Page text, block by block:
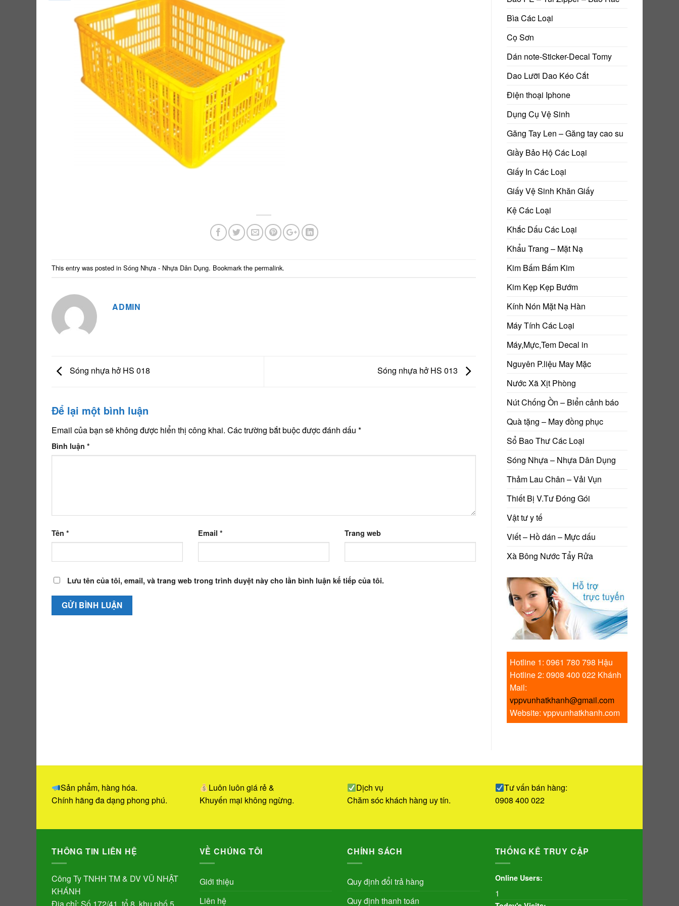
This entry was posted in Sóng Nhựa - Nhựa Dân Dụng. Bookmark the permalink.
ADMIN
Sóng nhựa hở HS 018 Sóng nhựa hở HS 013
Để lại một bình luận
Email của bạn sẽ không được hiển thị công khai. Các trường bắt buộc được đánh dấu *
Bình luận *
Tên * Email * Trang web
Lưu tên của tôi, email, và trang web trong trình duyệt này cho lần bình luận kế tiếp của tôi.
Bìa Các Loại
Cọ Sơn
Dán note-Sticker-Decal Tomy
Dao Lưỡi Dao Kéo Cắt
Điện thoại Iphone
Dụng Cụ Vệ Sinh
Găng Tay Len – Găng tay cao su
Giầy Bảo Hộ Các Loại
Giấy In Các Loại
Giấy Vệ Sinh Khăn Giấy
Kệ Các Loại
Khắc Dấu Các Loại
Khẩu Trang – Mặt Nạ
Kim Bấm Bấm Kim
Kim Kẹp Kẹp Bướm
Kính Nón Mặt Nạ Hàn
Máy Tính Các Loại
Máy,Mực,Tem Decal in
Nguyên P.liệu May Mặc
Nước Xã Xịt Phòng
Nút Chống Ồn – Biển cảnh báo
Quà tặng – May đồng phục
Sổ Bao Thư Các Loại
Sóng Nhựa – Nhựa Dân Dụng
Thảm Lau Chân – Vải Vụn
Thiết Bị V.Tư Đóng Gói
Vật tư y tế
Viết – Hồ dán – Mực dấu
Xà Bông Nước Tẩy Rửa
Hotline 1: 0961 780 798 Hậu
Hotline 2: 0908 400 022 Khánh
Mail:
vppvunhatkhanh@gmail.com
Website: vppvunhatkhanh.com
Sản phẩm, hàng hóa.
Chính hãng đa dạng phong phú.
Luôn luôn giá rẻ &
Khuyến mại không ngừng.
Dịch vụ
Chăm sóc khách hàng uy tín.
Tư vấn bán hàng:
0908 400 022
THÔNG TIN LIÊN HỆ
Công Ty TNHH TM & DV VŨ NHẬT
KHÁNH
VỀ CHÚNG TÔI
Giới thiệu
Liên hệ
CHÍNH SÁCH
Quy định đổi trả hàng
Quy định thanh toán
THỐNG KÊ TRUY CẬP
Online Users:
1